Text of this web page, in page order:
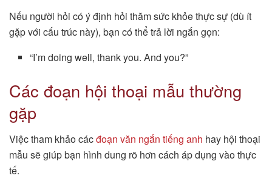
Nếu người hỏi có ý định hỏi thăm sức khỏe thực sự (dù ít
gặp với cấu trúc này), bạn có thể trả lời ngắn gọn:
“I’m doing well, thank you. And you?”
Các đoạn hội thoại mẫu thường
gặp
Việc tham khảo cácđoạn văn ngắn tiếng anh hay hội thoại
mẫu sẽ giúp bạn hình dung rõ hơn cách áp dụng vào thực
tế.